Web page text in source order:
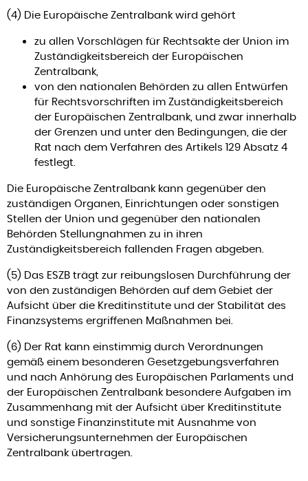
(4) Die Europäische Zentralbank wird gehört
zu allen Vorschlägen für Rechtsakte der Union im
Zuständigkeitsbereich der Europäischen
Zentralbank,
von den nationalen Behörden zu allen Entwürfen
für Rechtsvorschriften im Zuständigkeitsbereich
der Europäischen Zentralbank, und zwar innerhalb
der Grenzen und unter den Bedingungen, die der
Rat nach dem Verfahren des Artikels 129 Absatz 4
festlegt.
Die Europäische Zentralbank kann gegenüber den
zuständigen Organen, Einrichtungen oder sonstigen
Stellen der Union und gegenüber den nationalen
Behörden Stellungnahmen zu in ihren
Zuständigkeitsbereich fallenden Fragen abgeben.
(5) Das ESZB trägt zur reibungslosen Durchführung der
von den zuständigen Behörden auf dem Gebiet der
Aufsicht über die Kreditinstitute und der Stabilität des
Finanzsystems ergriffenen Maßnahmen bei.
(6) Der Rat kann einstimmig durch Verordnungen
gemäß einem besonderen Gesetzgebungsverfahren
und nach Anhörung des Europäischen Parlaments und
der Europäischen Zentralbank besondere Aufgaben im
Zusammenhang mit der Aufsicht über Kreditinstitute
und sonstige Finanzinstitute mit Ausnahme von
Versicherungsunternehmen der Europäischen
Zentralbank übertragen.